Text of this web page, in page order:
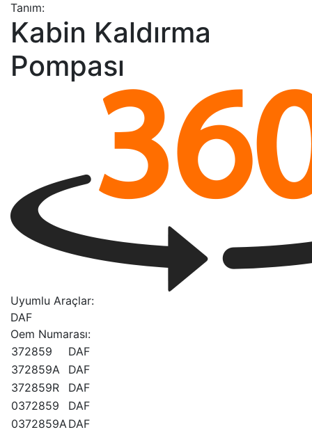
Tanım:
Kabin Kaldırma
Pompası
Uyumlu Araçlar:
DAF
Oem Numarası:
372859
DAF
372859A
DAF
372859R
DAF
0372859
DAF
0372859ADAF